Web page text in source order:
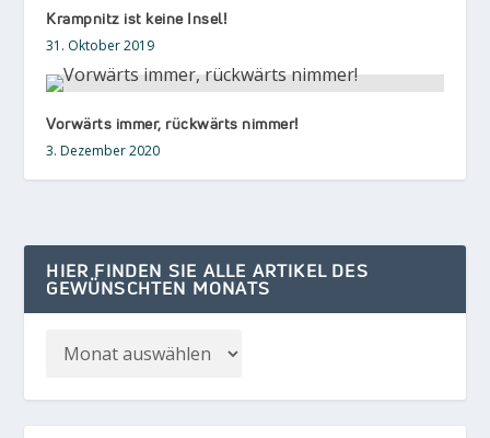
Krampnitz ist keine Insel!
31. Oktober 2019
Vorwärts immer, rückwärts nimmer!
3. Dezember 2020
HIER FINDEN SIE ALLE ARTIKEL DES
GEWÜNSCHTEN MONATS